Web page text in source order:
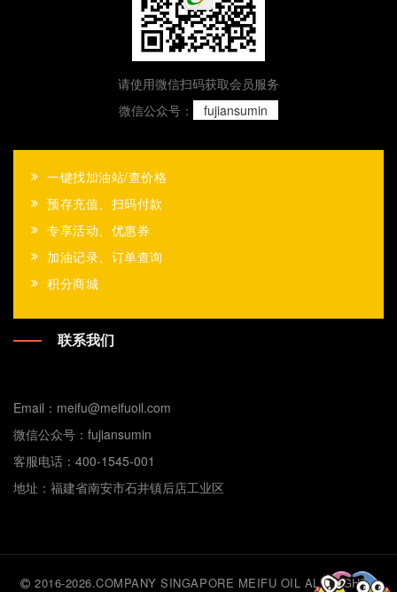
请使用微信扫码获取会员服务
微信公众号：
fujiansumin
一键找加油站/查价格
预存充值、扫码付款
专享活动、优惠券
加油记录、订单查询
积分商城
联系我们
Email：meifu@meifuoil.com
微信公众号：fujiansumin
客服电话：400-1545-001
地址：福建省南安市石井镇后店工业区
2016-2026.COMPANY SINGAPORE MEIFU OIL ALL RIGHTS